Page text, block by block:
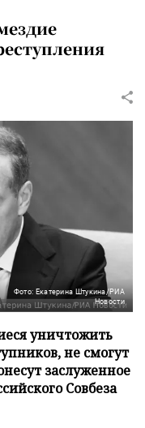
Фото: Екатерина Штукина/РИА
Новости
уничтожить
не смогут
заслуженное
Совбеза